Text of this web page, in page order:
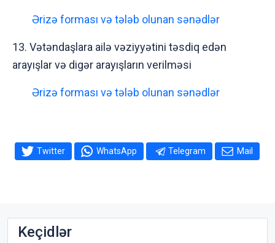
Ərizə forması və tələb olunan sənədlər
13. Vətəndaşlara ailə vəziyyətini təsdiq edən
arayışlar və digər arayışların verilməsi
Ərizə forması və tələb olunan sənədlər
Twitter WhatsApp Telegram Mail
Keçidlər